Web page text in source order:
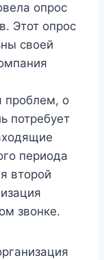
опрос
Этот опрос
своей
проблем, о
потребует
периода
второй
звонке.